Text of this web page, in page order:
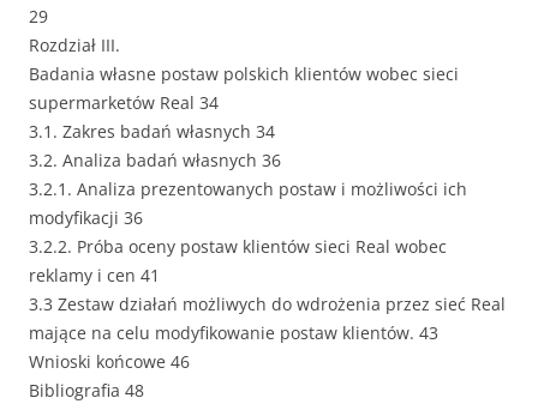
29
Rozdział III.
Badania własne postaw polskich klientów wobec sieci
supermarketów Real 34
3.1. Zakres badań własnych 34
3.2. Analiza badań własnych 36
3.2.1. Analiza prezentowanych postaw i możliwości ich
modyfikacji 36
3.2.2. Próba oceny postaw klientów sieci Real wobec
reklamy i cen 41
3.3 Zestaw działań możliwych do wdrożenia przez sieć Real
mające na celu modyfikowanie postaw klientów. 43
Wnioski końcowe 46
Bibliografia 48